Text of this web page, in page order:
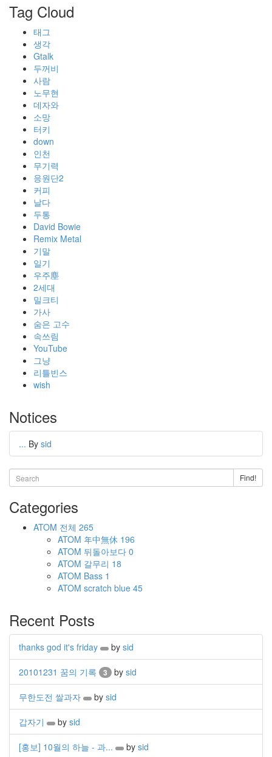
Tag Cloud
태그
생각
Gtalk
두꺼비
사람
노무현
데자와
소망
터키
down
인천
무기력
응원단2
커피
날다
두통
David Bowie
Remix Metal
기말
일기
우주塵
2세대
밀크티
가사
숨은 고수
속쓰림
YouTube
그냥
리틀빈스
wish
Notices
... By sid
Find!
Categories
ATOM 전체 265
ATOM 年中無休 196
ATOM 뒤돌아보다 0
ATOM 갈무리 18
ATOM Bass 1
ATOM scratch blue 45
Recent Posts
thanks god it's friday by sid
20101231 꿈의 기록 3 by sid
무한도전 쌀과자 by sid
갑자기 by sid
[홍보] 10월의 하늘 - 과... by sid